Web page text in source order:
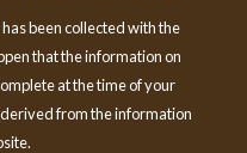
been collected with the
that the information on
at the time of your
from the information